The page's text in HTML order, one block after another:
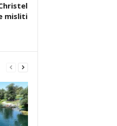
Christel
misliti